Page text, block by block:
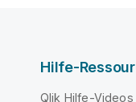
Hilfe-
Qlik Hilfe-Videos